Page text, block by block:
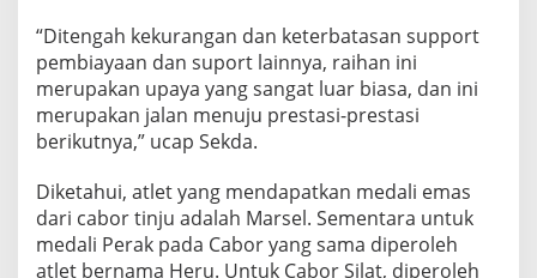
“Ditengah kekurangan dan keterbatasan support
pembiayaan dan suport lainnya, raihan ini
merupakan upaya yang sangat luar biasa, dan ini
merupakan jalan menuju prestasi-prestasi
berikutnya,” ucap Sekda.
Diketahui, atlet yang mendapatkan medali emas
dari cabor tinju adalah Marsel. Sementara untuk
medali Perak pada Cabor yang sama diperoleh
atlet bernama Heru. Untuk Cabor Silat, diperoleh